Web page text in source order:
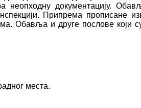
документацију.
Припрема прописане
Обавља и друге послове који
места.